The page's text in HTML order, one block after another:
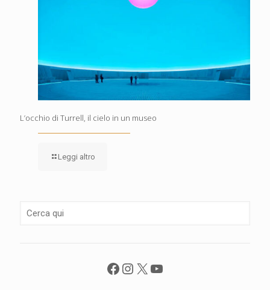
L’occhio di Turrell, il cielo in un museo
Leggi altro
Facebook
Instagram
X YouTube